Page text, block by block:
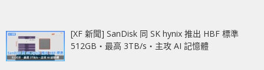
[XF 新聞] SanDisk 同 SK hynix 推出 HBF 標準
512GB‧最高 3TB/s‧主攻 AI 記憶體